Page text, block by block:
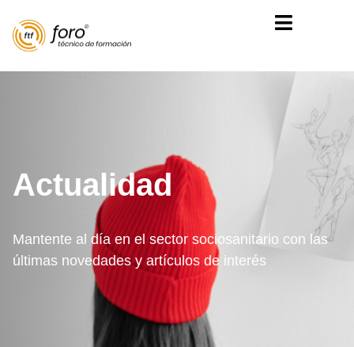
Actualidad
Mantente al día en el sector sociosanitario con las
últimas novedades y artículos de interés